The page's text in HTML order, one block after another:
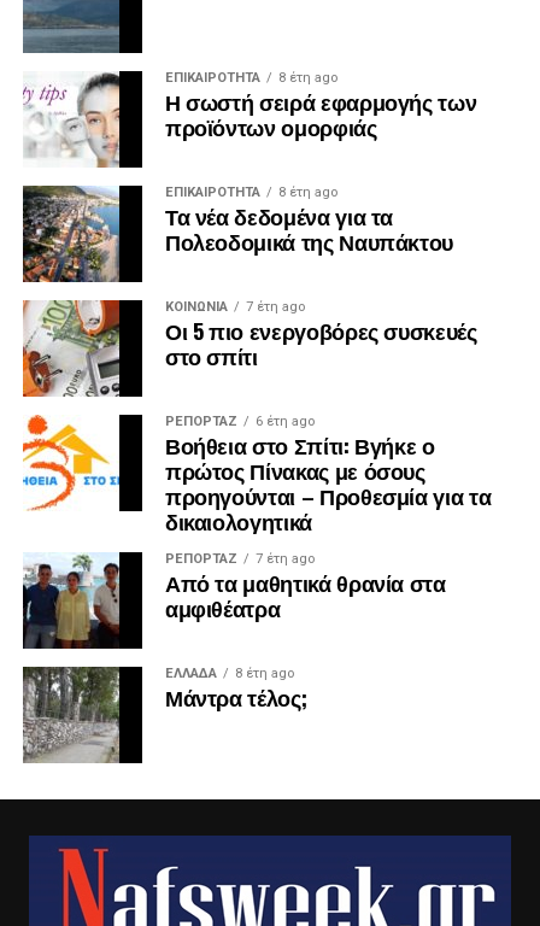
ΕΠΙΚΑΙΡΟΤΗΤΑ 8 έτη ago
Η σωστή σειρά εφαρμογής των
προϊόντων ομορφιάς
ΕΠΙΚΑΙΡΟΤΗΤΑ 8 έτη ago
Τα νέα δεδομένα για τα
Πολεοδομικά της Ναυπάκτου
ΚΟΙΝΩΝΙΑ 7 έτη ago
Οι 5 πιο ενεργοβόρες συσκευές
στο σπίτι
ΡΕΠΟΡΤΑΖ 6 έτη ago
Βοήθεια στο Σπίτι: Βγήκε ο
πρώτος Πίνακας με όσους
προηγούνται – Προθεσμία για τα
δικαιολογητικά
ΡΕΠΟΡΤΑΖ 7 έτη ago
Από τα μαθητικά θρανία στα
αμφιθέατρα
ΕΛΛΑΔΑ 8 έτη ago
Μάντρα τέλος;